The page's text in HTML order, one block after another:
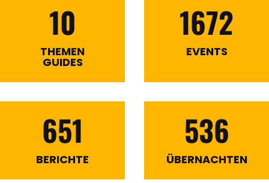
10
THEMEN
GUIDES
1672
EVENTS
651
BERICHTE
536
ÜBERNACHTEN